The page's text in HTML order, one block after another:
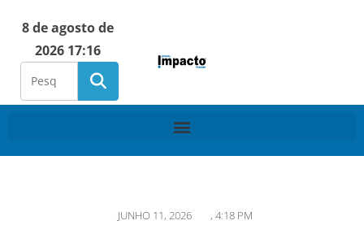
8 de agosto de
2026 17:16
JUNHO 11, 2026 , 4:18 PM